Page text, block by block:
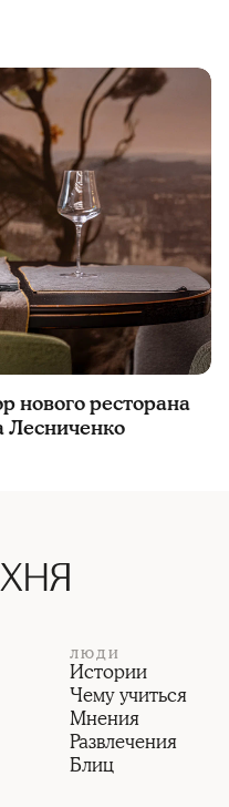
нового ресторана
Лесниченко
ЛЮДИ
Истории
Чему учиться
Мнения
Развлечения
Блиц